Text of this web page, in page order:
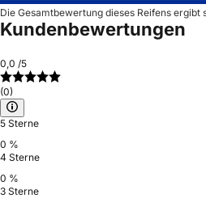
Die Gesamtbewertung dieses Reifens
Kundenbewertungen
0,0 /5
(0)
5 Sterne
0 %
4 Sterne
0 %
3 Sterne